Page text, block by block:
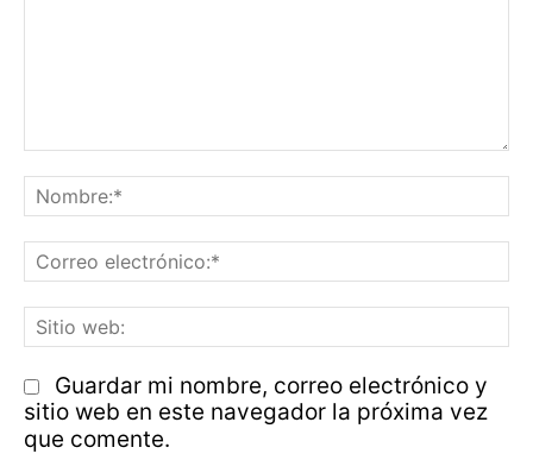
Guardar mi nombre, correo electrónico y
sitio web en este navegador la próxima vez
que comente.